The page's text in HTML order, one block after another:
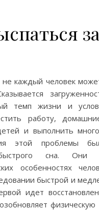
каждый человек
темп жизни и
работу,
и выполнить
этой проблемы
сна. Они
особенностях
быстрой и
идет